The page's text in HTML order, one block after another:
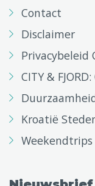
Contact
Disclaimer
Privacybeleid
CITY &
Kroatië